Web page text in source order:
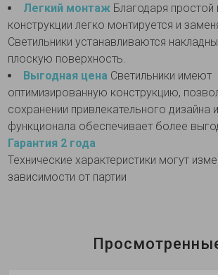
Легкий монтаж Благодаря простой
конструкции легко монтируется и
Светильники устанавливаются
плоскую поверхность.
Выгодная цена Светильники имеют
оптимизированную конструкцию,
сохранении привлекательного дизайна
функционала обеспечивает более
Гарантия 2 года
Технические характеристики могут
зависимости от партии